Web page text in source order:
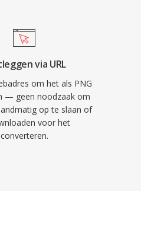
via URL
om het als PNG
— geen noodzaak om
op te slaan of
voor het
converteren.